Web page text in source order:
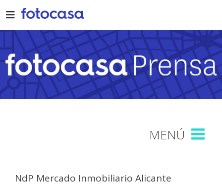
to
content
NdP Mercado Inmobiliario Alicante